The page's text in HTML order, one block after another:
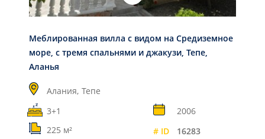
Меблированная вилла с видом на Средиземное
море, с тремя спальнями и джакузи, Тепе,
Аланья
Алания, Тепе
3+1
2006
225 м²
# ID 16283